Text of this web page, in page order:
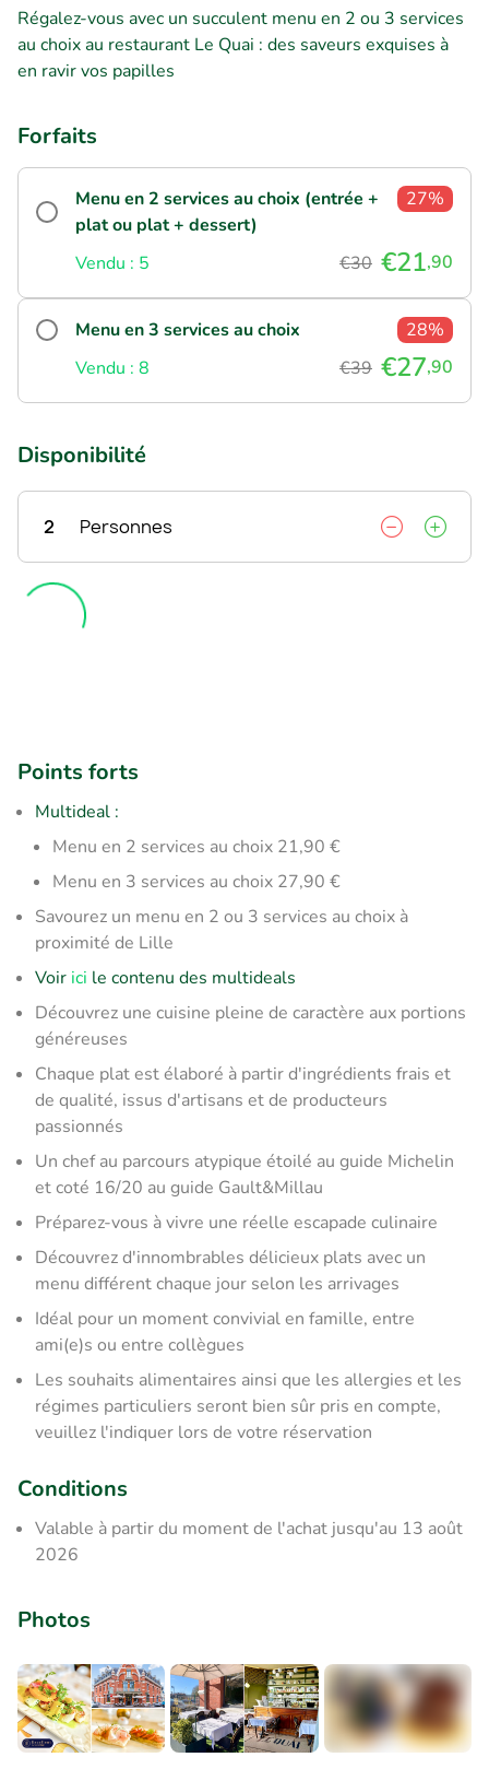
Régalez-vous avec un succulent menu en 2 ou 3 services
au choix au restaurant Le Quai : des saveurs exquises à
en ravir vos papilles
Forfaits
Menu en 2 services au choix (entrée +
plat ou plat + dessert)
27%
Vendu : 5 €30 €21,90
Menu en 3 services au choix
28%
Vendu : 8
€39 €27,90
Disponibilité
2 Personnes
Points forts
Multideal :
Menu en 2 services au choix 21,90 €
Menu en 3 services au choix 27,90 €
Savourez un menu en 2 ou 3 services au choix à
proximité de Lille
Voir ici le contenu des multideals
Découvrez une cuisine pleine de caractère aux portions
généreuses
Chaque plat est élaboré à partir d'ingrédients frais et
de qualité, issus d'artisans et de producteurs
passionnés
Un chef au parcours atypique étoilé au guide Michelin
et coté 16/20 au guide Gault&Millau
Préparez-vous à vivre une réelle escapade culinaire
Découvrez d'innombrables délicieux plats avec un
menu différent chaque jour selon les arrivages
Idéal pour un moment convivial en famille, entre
ami(e)s ou entre collègues
Les souhaits alimentaires ainsi que les allergies et les
régimes particuliers seront bien sûr pris en compte,
veuillez l'indiquer lors de votre réservation
Conditions
Valable à partir du moment de l'achat jusqu'au 13 août
2026
Photos